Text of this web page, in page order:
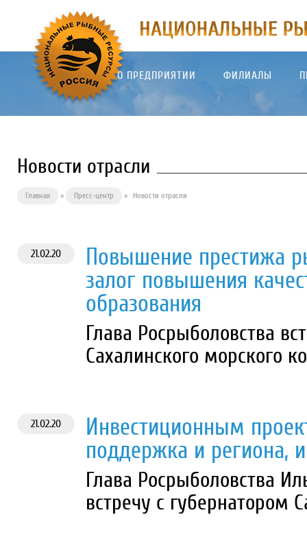
О ПРЕДПРИЯТИИ ФИЛИАЛЫ
Новости отрасли
Главная » Пресс-центр » Новости отрасли
21.02.20
Повышение престижа
залог повышения
образования
Глава Росрыболовства
Сахалинского морского
21.02.20
Инвестиционным
поддержка и региона,
Глава Росрыболовства
встречу с губернатором